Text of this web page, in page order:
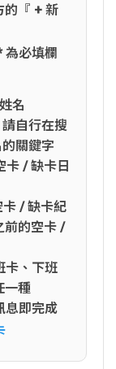
『 + 新
為必填欄
名
自行在搜
關鍵字
/ 缺卡日
卡 / 缺卡紀
前的空卡 /
卡、下班
一種
息即完成